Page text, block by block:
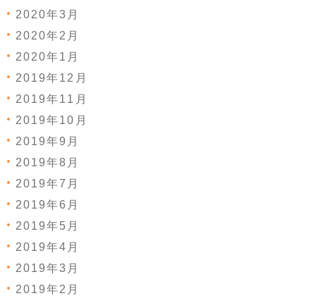
2020年3月
2020年2月
2020年1月
2019年12月
2019年11月
2019年10月
2019年9月
2019年8月
2019年7月
2019年6月
2019年5月
2019年4月
2019年3月
2019年2月